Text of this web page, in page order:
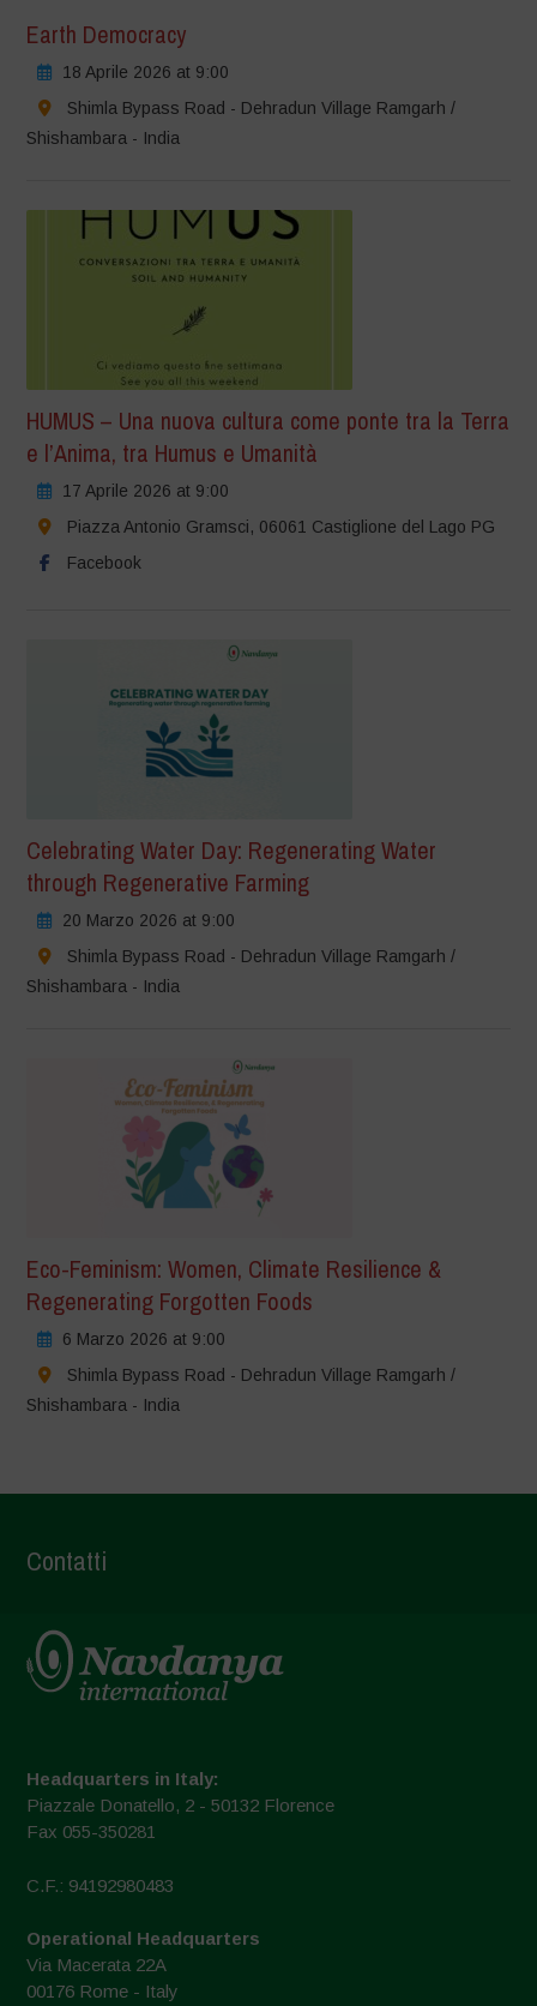
Earth Democracy
18 Aprile 2026 at 9:00
Shimla Bypass Road - Dehradun Village Ramgarh /
Shishambara - India
HUMUS – Una nuova cultura come ponte tra la Terra
e l’Anima, tra Humus e Umanità
17 Aprile 2026 at 9:00
Piazza Antonio Gramsci, 06061 Castiglione del Lago PG
Facebook
Celebrating Water Day: Regenerating Water
through Regenerative Farming
20 Marzo 2026 at 9:00
Shimla Bypass Road - Dehradun Village Ramgarh /
Shishambara - India
Eco-Feminism: Women, Climate Resilience &
Regenerating Forgotten Foods
6 Marzo 2026 at 9:00
Shimla Bypass Road - Dehradun Village Ramgarh /
Shishambara - India
Contatti
Headquarters in Italy:
Piazzale Donatello, 2 - 50132 Florence
Fax 055-350281
C.F.: 94192980483
Operational Headquarters
Via Macerata 22A
00176 Rome - Italy